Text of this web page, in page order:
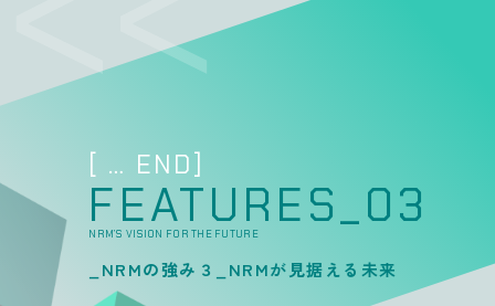
[ … END]
FEATURES_03
NRM’S VISION FOR THE FUTURE
_NRMの強み３_NRMが見据える未来